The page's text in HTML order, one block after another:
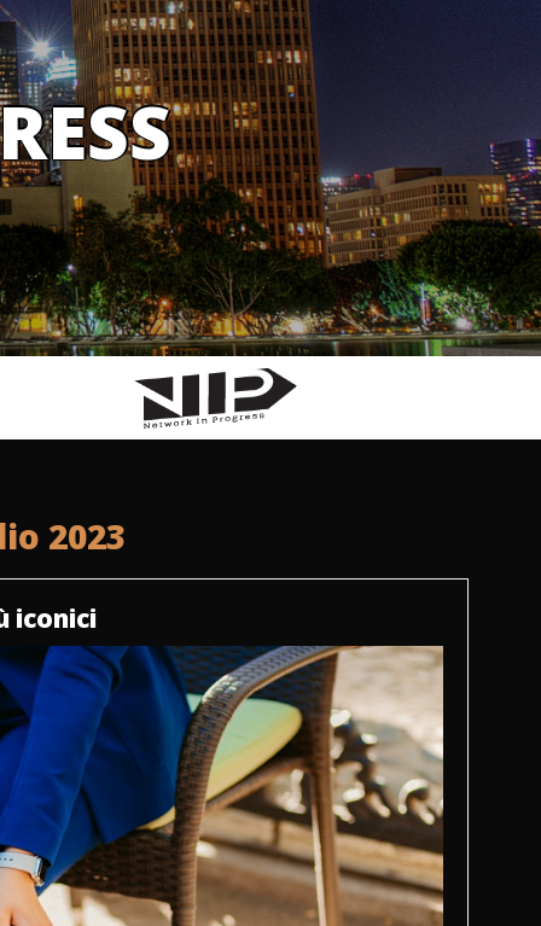
2023
iconici